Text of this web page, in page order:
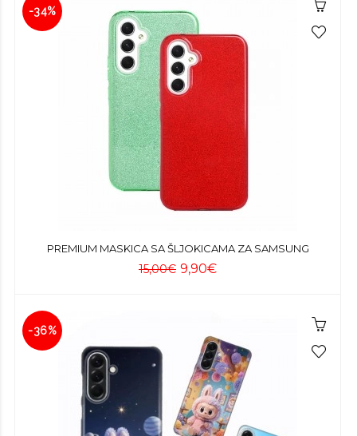
-34%
PREMIUM MASKICA SA ŠLJOKICAMA ZA SAMSUNG
15,00€ 9,90€
-36%